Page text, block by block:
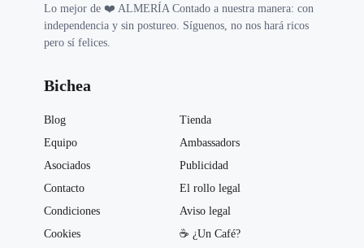
Lo mejor de ❤️ ALMERÍA Contado a nuestra manera: con
independencia y sin postureo. Síguenos, no nos hará ricos
pero sí felices.
Bichea
Blog
Tienda
Equipo
Ambassadors
Asociados
Publicidad
Contacto
El rollo legal
Condiciones
Aviso legal
Cookies
☕️ ¿Un Café?